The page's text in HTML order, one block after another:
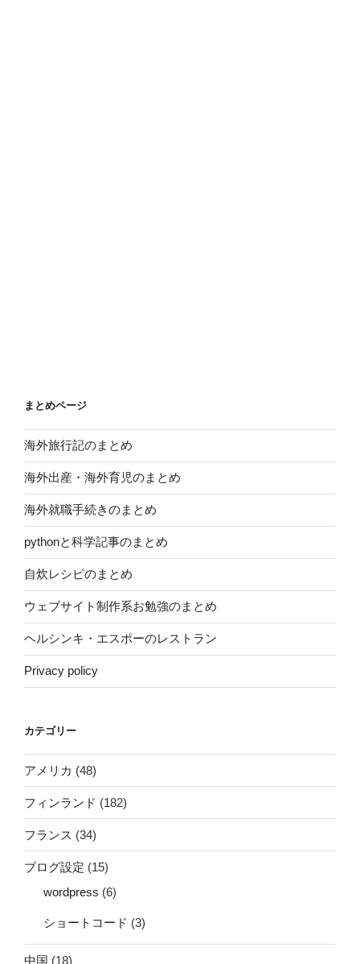
まとめページ
海外旅行記のまとめ
海外出産・海外育児のまとめ
海外就職手続きのまとめ
pythonと科学記事のまとめ
自炊レシピのまとめ
ウェブサイト制作系お勉強のまとめ
ヘルシンキ・エスポーのレストラン
Privacy policy
カテゴリー
アメリカ (48)
フィンランド (182)
フランス (34)
ブログ設定 (15)
wordpress (6)
ショートコード (3)
中国 (18)